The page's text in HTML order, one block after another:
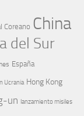
Coreano China
del Sur
España
Ucrania Hong Kong
un lanzamiento misiles